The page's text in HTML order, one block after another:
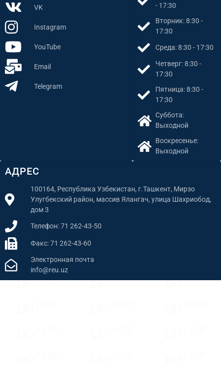
АДРЕС
100164, Республика Узбекистан, г.Ташкент, Мирзо
Улугбекский район, массив Ялангач, улица Шахриобод,
дом 3
Телефон: 71 262-43-50
Факс: 71 262-43-60
Электронная почта
info@reu.uz
- 17:30
Вторник: 8:30 -
17:30
Среда: 8:30 - 17:30
Четверг: 8:30 -
17:30
Пятница: 8:30 -
17:30
Суббота:
Выходной
Воскресенье:
Выходной
VK
Instagram
YouTube
Email
Telegram